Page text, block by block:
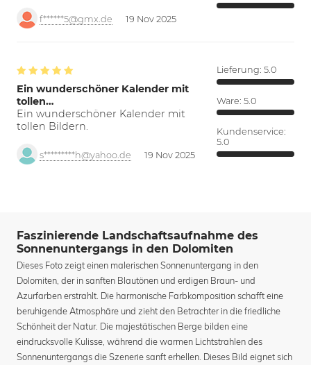
f******5@gmx.de 19 Nov 2025
Ein wunderschöner Kalender mit
tollen…
Ein wunderschöner Kalender mit
tollen Bildern.
s*********h@yahoo.de 19 Nov 2025
Lieferung: 5.0
Ware: 5.0
Kundenservice:
5.0
Faszinierende Landschaftsaufnahme des
Sonnenuntergangs in den Dolomiten
Dieses Foto zeigt einen malerischen Sonnenuntergang in den
Dolomiten, der in sanften Blautönen und erdigen Braun- und
Azurfarben erstrahlt. Die harmonische Farbkomposition schafft eine
beruhigende Atmosphäre und zieht den Betrachter in die friedliche
Schönheit der Natur. Die majestätischen Berge bilden eine
eindrucksvolle Kulisse, während die warmen Lichtstrahlen des
Sonnenuntergangs die Szenerie sanft erhellen. Dieses Bild eignet sich